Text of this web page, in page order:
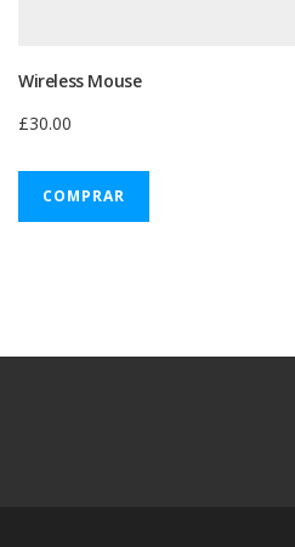
Wireless Mouse
£30.00
COMPRAR